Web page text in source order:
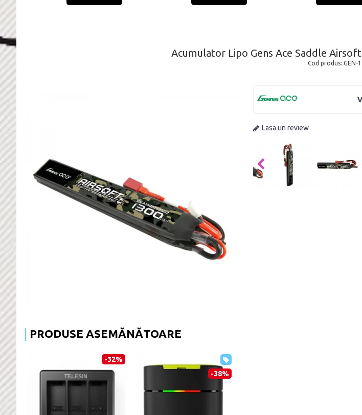
Acumulator Lipo Gens Ace Saddle
Cod produs: GEN-
Lasa un review
PRODUSE ASEMĂNĂTOARE
-32%
-38%